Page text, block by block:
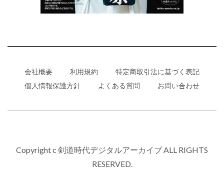
会社概要 利用規約
特定商取引法に基づく表記
個人情報保護方針
よくある質問 お問い合わせ
Copyright c 剣道時代デジタルアーカイブ ALL RIGHTS
RESERVED.